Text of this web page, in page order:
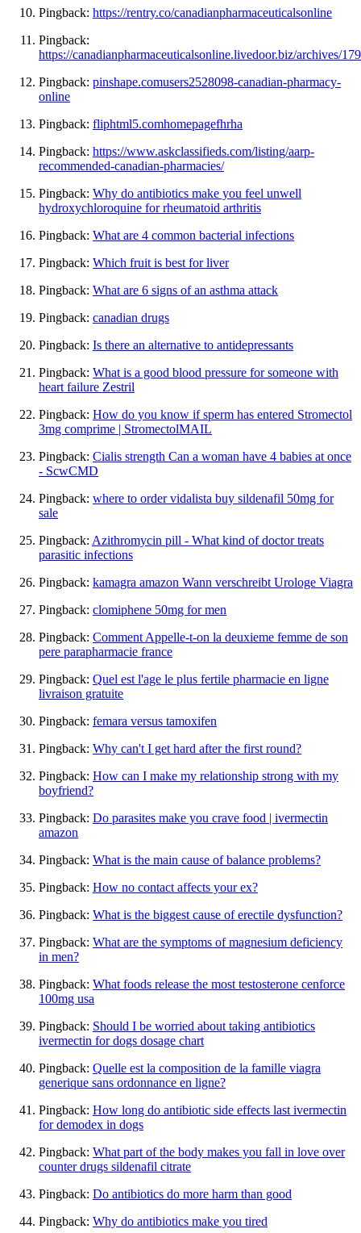
Pingback: https://rentry.co/canadianpharmaceuticalsonline
Pingback:
https://canadianpharmaceuticalsonline.livedoor.biz/archives/
Pingback: pinshape.comusers2528098-canadian-pharmacy-
online
Pingback: fliphtml5.comhomepagefhrha
Pingback: https://www.askclassifieds.com/listing/aarp-
recommended-canadian-pharmacies/
Pingback: Why do antibiotics make you feel unwell
hydroxychloroquine for rheumatoid arthritis
Pingback: What are 4 common bacterial infections
Pingback: Which fruit is best for liver
Pingback: What are 6 signs of an asthma attack
Pingback: canadian drugs
Pingback: Is there an alternative to antidepressants
Pingback: What is a good blood pressure for someone with
heart failure Zestril
Pingback: How do you know if sperm has entered Stromectol
3mg comprime | StromectolMAIL
Pingback: Cialis strength Can a woman have 4 babies at once
- ScwCMD
Pingback: where to order vidalista buy sildenafil 50mg for
sale
Pingback: Azithromycin pill - What kind of doctor treats
parasitic infections
Pingback: kamagra amazon Wann verschreibt Urologe Viagra
Pingback: clomiphene 50mg for men
Pingback: Comment Appelle-t-on la deuxieme femme de son
pere parapharmacie france
Pingback: Quel est l'age le plus fertile pharmacie en ligne
livraison gratuite
Pingback: femara versus tamoxifen
Pingback: Why can't I get hard after the first round?
Pingback: How can I make my relationship strong with my
boyfriend?
Pingback: Do parasites make you crave food | ivermectin
amazon
Pingback: What is the main cause of balance problems?
Pingback: How no contact affects your ex?
Pingback: What is the biggest cause of erectile dysfunction?
Pingback: What are the symptoms of magnesium deficiency
in men?
Pingback: What foods release the most testosterone cenforce
100mg usa
Pingback: Should I be worried about taking antibiotics
ivermectin for dogs dosage chart
Pingback: Quelle est la composition de la famille viagra
generique sans ordonnance en ligne?
Pingback: How long do antibiotic side effects last ivermectin
for demodex in dogs
Pingback: What part of the body makes you fall in love over
counter drugs sildenafil citrate
Pingback: Do antibiotics do more harm than good
Pingback: Why do antibiotics make you tired